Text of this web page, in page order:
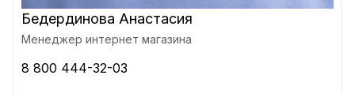
Бедердинова Анастасия
Менеджер интернет магазина
8 800 444-32-03